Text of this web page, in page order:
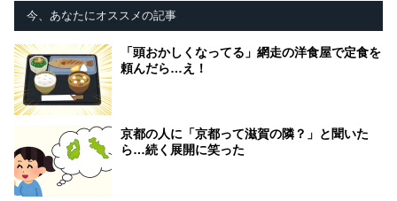
今、あなたにオススメの記事
「頭おかしくなってる」網走の洋食屋で定食を
頼んだら…え！
京都の人に「京都って滋賀の隣？」と聞いた
ら…続く展開に笑った